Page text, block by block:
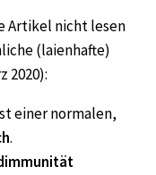
Artikel nicht lesen
(laienhafte)
2020):
einer normalen,
.